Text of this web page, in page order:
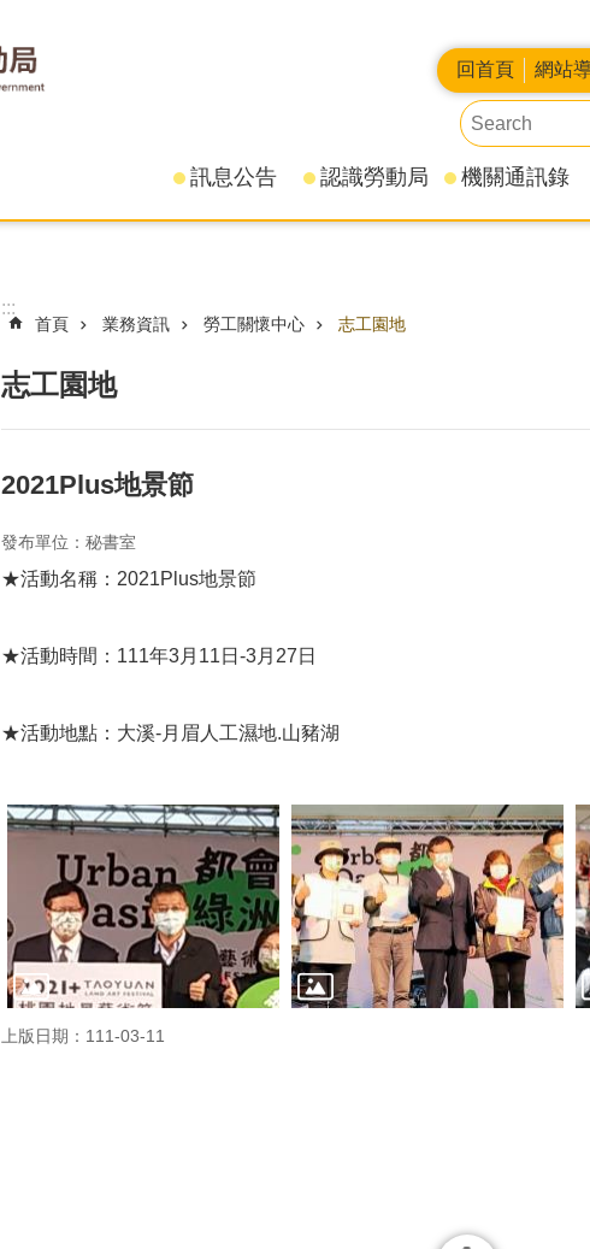
回首頁 網站
訊息公告 認識勞動局 機關通訊錄
:::
首頁 業務資訊 勞工關懷中心 志工園地
志工園地
2021Plus地景節
發布單位：秘書室
★活動名稱：2021Plus地景節
★活動時間：111年3月11日-3月27日
★活動地點：大溪-月眉人工濕地.山豬湖
上版日期：111-03-11